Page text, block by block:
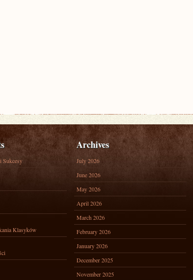
Sukcesy
Klasyków
Archives
July 2026
June 2026
May 2026
April 2026
March 2026
February 2026
January 2026
December 2025
November 2025